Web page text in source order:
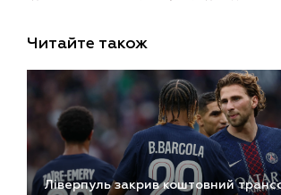
Читайте також
Ліверпуль закрив коштовний